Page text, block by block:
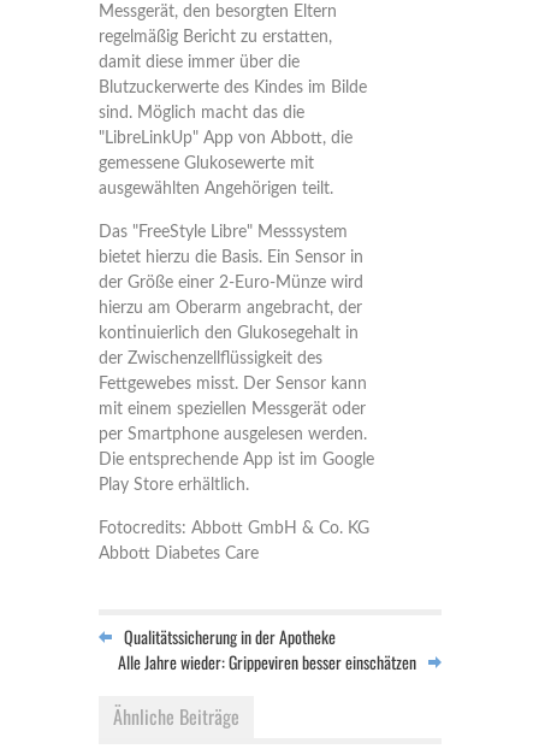
Messgerät, den besorgten Eltern
regelmäßig Bericht zu erstatten,
damit diese immer über die
Blutzuckerwerte des Kindes im Bilde
sind. Möglich macht das die
"LibreLinkUp" App von Abbott, die
gemessene Glukosewerte mit
ausgewählten Angehörigen teilt.
Das "FreeStyle Libre" Messsystem
bietet hierzu die Basis. Ein Sensor in
der Größe einer 2-Euro-Münze wird
hierzu am Oberarm angebracht, der
kontinuierlich den Glukosegehalt in
der Zwischenzellflüssigkeit des
Fettgewebes misst. Der Sensor kann
mit einem speziellen Messgerät oder
per Smartphone ausgelesen werden.
Die entsprechende App ist im Google
Play Store erhältlich.
Fotocredits: Abbott GmbH & Co. KG
Abbott Diabetes Care
Qualitätssicherung in der Apotheke
Alle Jahre wieder: Grippeviren besser einschätzen
Ähnliche Beiträge